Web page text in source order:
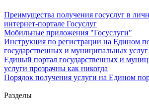
Преимущества получения госуслуг в
интернет-портале Госуслуг
Мобильные приложения "Госуслуги"
Инструкция по регистрации на Едином
государственных и муниципальных услуг
Единый портал государственных и
услуги прозрачны как никогда
Порядок получения услуги на Едином
Разделы